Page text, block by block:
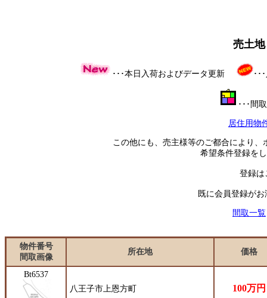
売土
･･･本日入荷およびデータ更新 ･･
･･･間
居住用物
この他にも、売主様等のご都合により
希望条件登録を
登録
既に会員登録が
間取一覧
物件番号
間取画像
所在地 価格
Bt6537
八王子市上恩方町
100万円